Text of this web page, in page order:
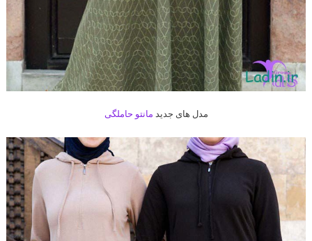
مدل های جدید مانتو حاملگی